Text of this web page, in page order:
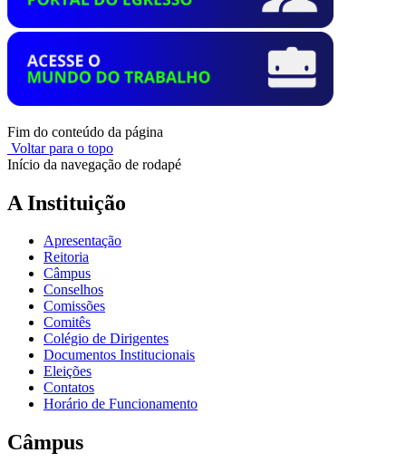
Fim do conteúdo da página
Voltar para o topo
Início da navegação de rodapé
A Instituição
Apresentação
Reitoria
Câmpus
Conselhos
Comissões
Comitês
Colégio de Dirigentes
Documentos Institucionais
Eleições
Contatos
Horário de Funcionamento
Câmpus